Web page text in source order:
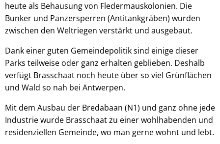
heute als Behausung von Fledermauskolonien. Die
Bunker und Panzersperren (Antitankgräben) wurden
zwischen den Weltriegen verstärkt und ausgebaut.
Dank einer guten Gemeindepolitik sind einige dieser
Parks teilweise oder ganz erhalten geblieben. Deshalb
verfügt Brasschaat noch heute über so viel Grünflächen
und Wald so nah bei Antwerpen.
Mit dem Ausbau der Bredabaan (N1) und ganz ohne jede
Industrie wurde Brasschaat zu einer wohlhabenden und
residenziellen Gemeinde, wo man gerne wohnt und lebt.